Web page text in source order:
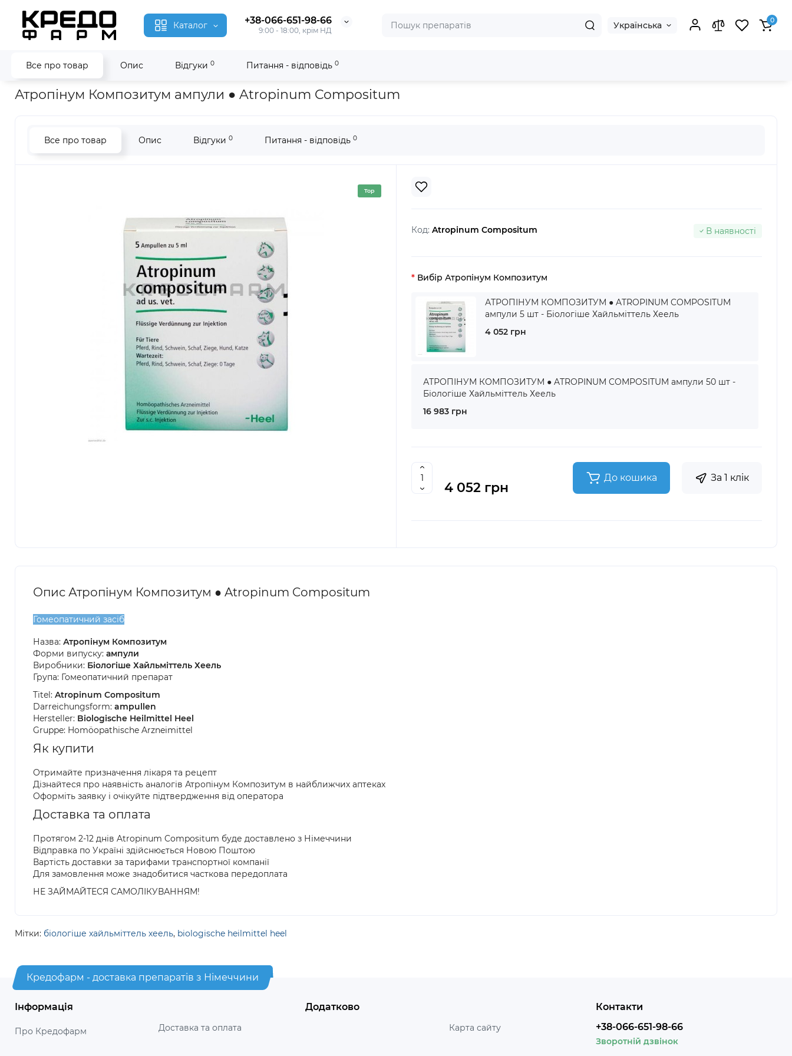
Каталог +38-066-651-98-66
9:00 - 18:00, крім НД Українська 0
Все про товар Опис Відгуки 0 Питання - відповідь 0
Головна Гомеопатія Атропінум Композитум ● Atropinum Compositum
Атропінум Композитум ампули ● Atropinum Compositum
Все про товар Опис Відгуки 0 Питання - відповідь 0
Top
Код: Atropinum Compositum В наявності
Вибір Атропінум Композитум
АТРОПІНУМ КОМПОЗИТУМ ● ATROPINUM COMPOSITUM
ампули 5 шт - Біологіше Хайльміттель Хеель
4 052 грн
АТРОПІНУМ КОМПОЗИТУМ ● ATROPINUM COMPOSITUM ампули 50 шт -
Біологіше Хайльміттель Хеель
16 983 грн
4 052 грн
До кошика За 1 клік
Опис Атропінум Композитум ● Atropinum Compositum
Гомеопатичний засіб
Назва: Атропінум Композитум
Форми випуску: ампули
Виробники: Біологіше Хайльміттель Хеель
Група: Гомеопатичний препарат
Titel: Atropinum Compositum
Darreichungsform: ampullen
Hersteller: Biologische Heilmittel Heel
Gruppe: Homöopathische Arzneimittel
Як купити
Отримайте призначення лікаря та рецепт
Дізнайтеся про наявність аналогів Атропінум Композитум в найближчих аптеках
Оформіть заявку і очікуйте підтвердження від оператора
Доставка та оплата
Протягом 2-12 днів Atropinum Compositum буде доставлено з Німеччини
Відправка по Україні здійснюється Новою Поштою
Вартість доставки за тарифами транспортної компанії
Для замовлення може знадобитися часткова передоплата
НЕ ЗАЙМАЙТЕСЯ САМОЛІКУВАННЯМ!
Мітки: біологіше хайльміттель хеель, biologische heilmittel heel
Кредофарм - доставка препаратів з Німеччини
Інформація
Про Кредофарм Доставка та оплата
Додатково
Карта сайту
Контакти
+38-066-651-98-66
Зворотній дзвінок